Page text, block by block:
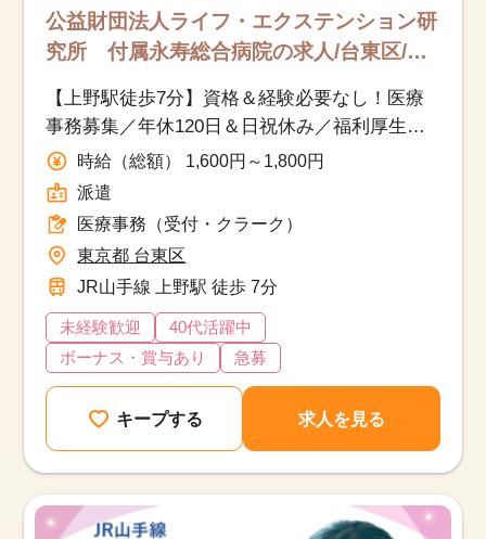
公益財団法人ライフ・エクステンション研
究所 付属永寿総合病院の求人/台東区/医
療事務（受付・クラーク）/派遣
【上野駅徒歩7分】資格＆経験必要なし！医療
事務募集／年休120日＆日祝休み／福利厚生充
実♪ 時給（総額） 1,600円～1,800円
派遣
医療事務（受付・クラーク）
東京都 台東区
JR山手線 上野駅 徒歩 7分
未経験歓迎
40代活躍中
ボーナス・賞与あり
急募
キープする 求人を見る